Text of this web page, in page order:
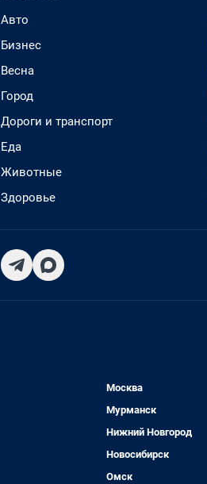
Авто
Бизнес
Весна
Город
Дороги и транспорт
Еда
Животные
Здоровье
Москва
Мурманск
Нижний Новгород
Новосибирск
Омск